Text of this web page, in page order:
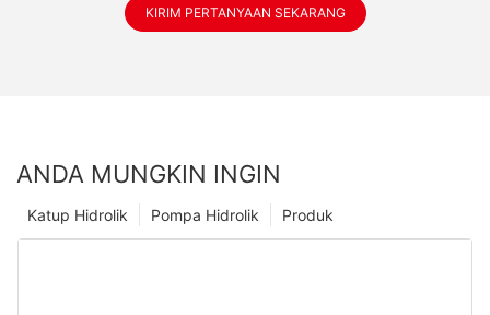
KIRIM PERTANYAAN SEKARANG
ANDA MUNGKIN INGIN
Produk
Pompa Hidrolik
Katup Hidrolik